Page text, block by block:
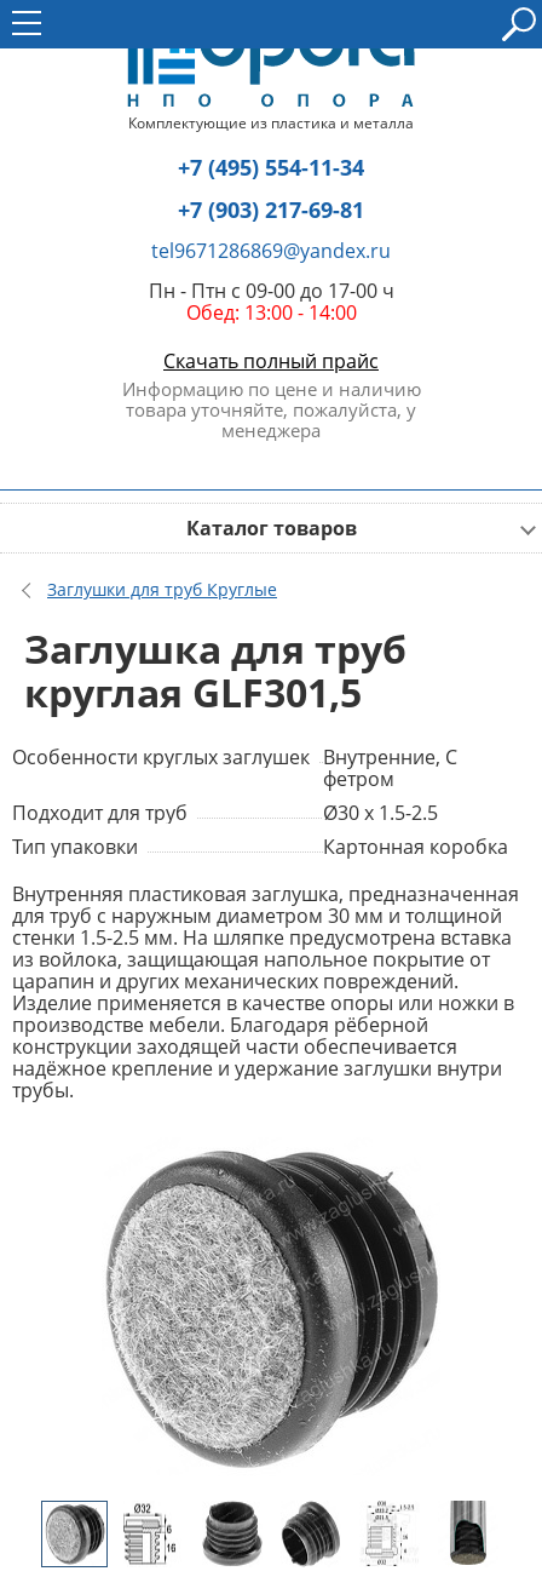
Комплектующие из пластика и металла
+7 (495) 554-11-34
+7 (903) 217-69-81
tel9671286869@yandex.ru
Пн - Птн с 09-00 до 17-00 ч
Обед: 13:00 - 14:00
Скачать полный прайс
Информацию по цене и наличию
товара уточняйте, пожалуйста, у
менеджера
Каталог товаров
Заглушки для труб Круглые
Заглушка для труб
круглая GLF301,5
Особенности круглых заглушек Внутренние, С
фетром
Подходит для труб
Ø30 x 1.5-2.5
Тип упаковки
Картонная коробка
Внутренняя пластиковая заглушка, предназначенная
для труб с наружным диаметром 30 мм и толщиной
стенки 1.5-2.5 мм. На шляпке предусмотрена вставка
из войлока, защищающая напольное покрытие от
царапин и других механических повреждений.
Изделие применяется в качестве опоры или ножки в
производстве мебели. Благодаря рёберной
конструкции заходящей части обеспечивается
надёжное крепление и удержание заглушки внутри
трубы.